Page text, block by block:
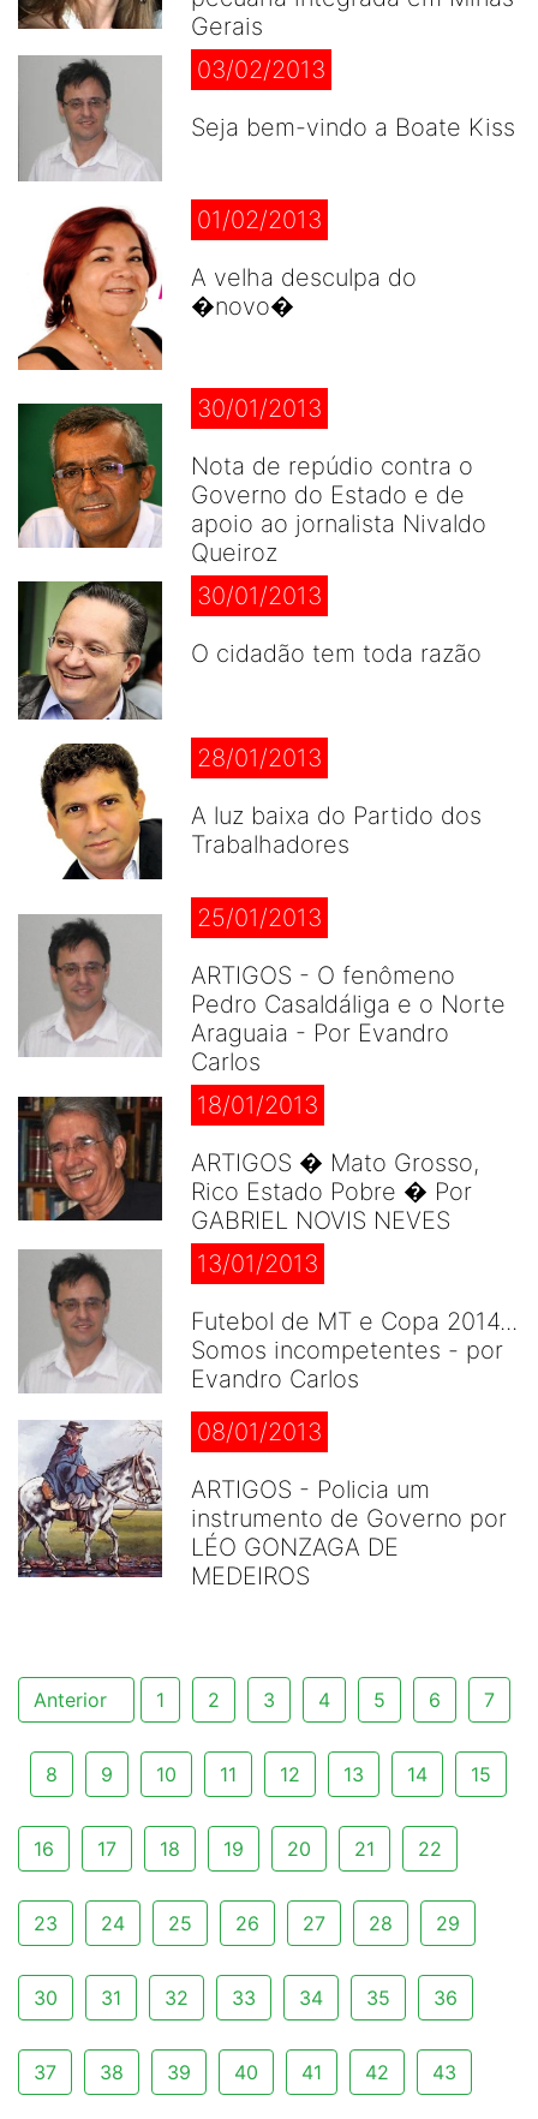
Gerais
03/02/2013
Seja bem-vindo a Boate Kiss
01/02/2013
A velha desculpa do
�novo�
30/01/2013
Nota de repúdio contra o
Governo do Estado e de
apoio ao jornalista Nivaldo
Queiroz
30/01/2013
O cidadão tem toda razão
28/01/2013
A luz baixa do Partido dos
Trabalhadores
25/01/2013
ARTIGOS - O fenômeno
Pedro Casaldáliga e o Norte
Araguaia - Por Evandro
Carlos
18/01/2013
ARTIGOS � Mato Grosso,
Rico Estado Pobre � Por
GABRIEL NOVIS NEVES
13/01/2013
Futebol de MT e Copa 2014...
Somos incompetentes - por
Evandro Carlos
08/01/2013
ARTIGOS - Policia um
instrumento de Governo por
LÉO GONZAGA DE
MEDEIROS
Anterior 1 2 3 4 5 6 7
8 9 10 11 12 13 14 15
16 17 18 19 20 21 22
23 24 25 26 27 28 29
30 31 32 33 34 35 36
37 38 39 40 41 42 43